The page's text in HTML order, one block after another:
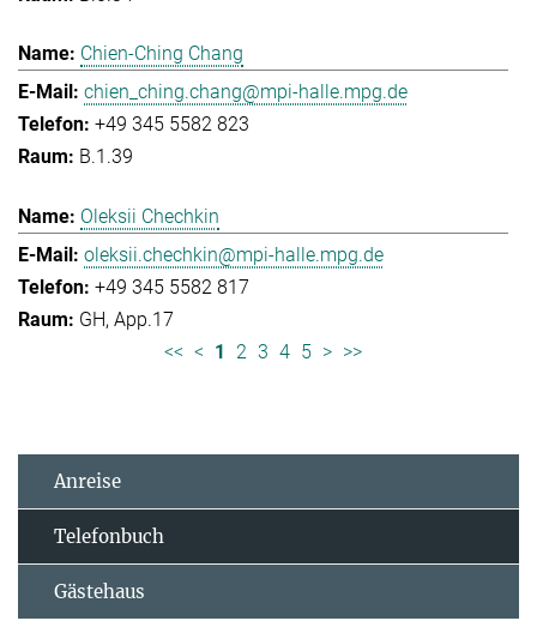
Chien-Ching Chang
chien_ching.chang@mpi-halle.mpg.de
+49 345 5582 823
B.1.39
Oleksii Chechkin
oleksii.chechkin@mpi-halle.mpg.de
+49 345 5582 817
GH, App.17
<< < 1 2 3 4 5 > >>
Anreise
Telefonbuch
Gästehaus